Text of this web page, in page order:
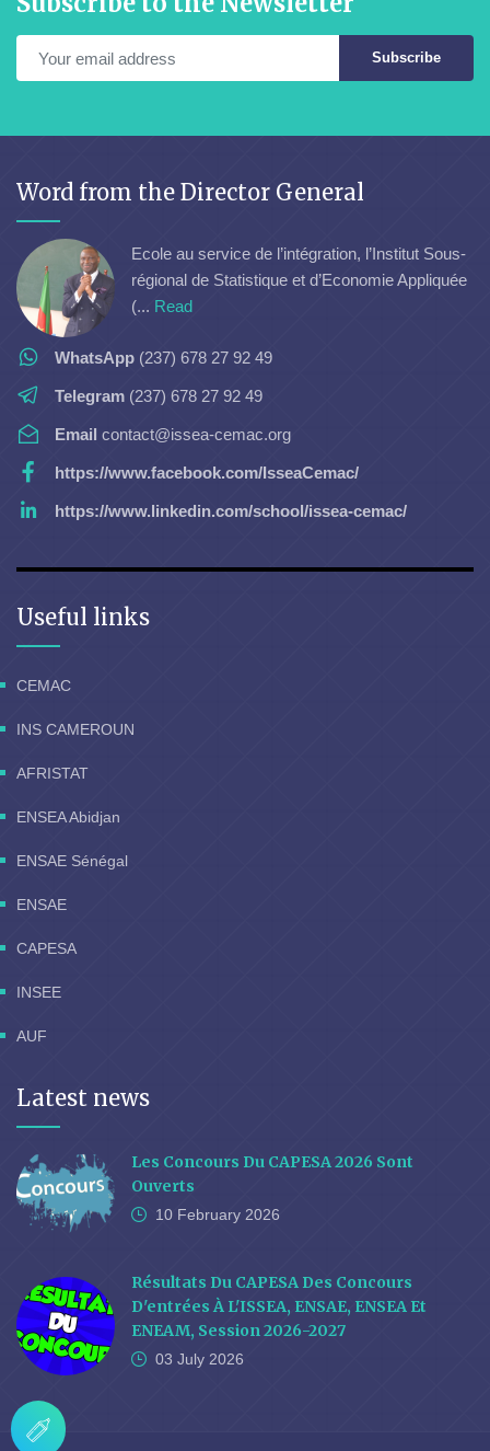
Subscribe
Word from the Director General
Ecole au service de l’intégration, l’Institut Sous-
régional de Statistique et d’Economie Appliquée
(... Read
WhatsApp (237) 678 27 92 49
Telegram (237) 678 27 92 49
Email contact@issea-cemac.org
https://www.facebook.com/IsseaCemac/
https://www.linkedin.com/school/issea-cemac/
Useful links
CEMAC
INS CAMEROUN
AFRISTAT
ENSEA Abidjan
ENSAE Sénégal
ENSAE
CAPESA
INSEE
AUF
Latest news
Les Concours Du CAPESA 2026 Sont
Ouverts
10 February 2026
Résultats Du CAPESA Des Concours
D'entrées À L'ISSEA, ENSAE, ENSEA Et
ENEAM, Session 2026-2027
03 July 2026